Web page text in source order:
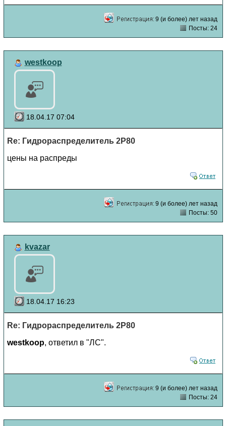
9 (и более) лет назад
Посты: 24
westkoop
18.04.17 07:04
Re: Гидрораспределитель 2Р80
цены на распреды
9 (и более) лет назад
Посты: 50
kvazar
18.04.17 16:23
Re: Гидрораспределитель 2Р80
westkoop, ответил в "ЛС".
9 (и более) лет назад
Посты: 24